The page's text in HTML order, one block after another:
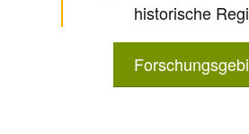
historische